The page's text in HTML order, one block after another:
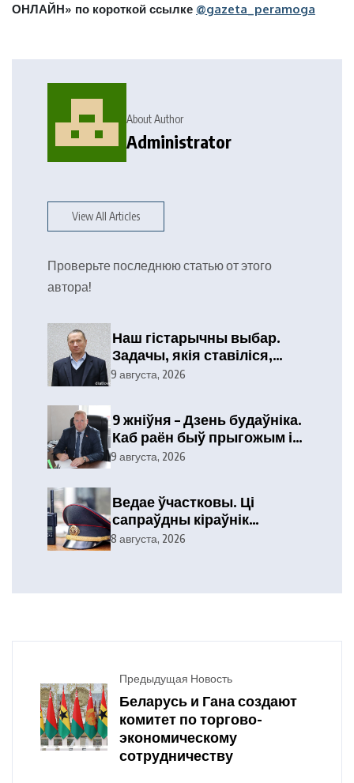
ОНЛАЙН» по короткой ссылке @gazeta_peramoga
About Author
Administrator
View All Articles
Проверьте последнюю статью от этого
автора!
Наш гістарычны выбар.
Задачы, якія ставіліся,
выкананы
9 августа, 2026
9 жніўня – Дзень будаўніка.
Каб раён быў прыгожым і
ўтульным
9 августа, 2026
Ведае ўчастковы. Ці
сапраўдны кіраўнік
тэлефануе?
8 августа, 2026
Предыдущая Новость
Беларусь и Гана создают
комитет по торгово-
экономическому
сотрудничеству